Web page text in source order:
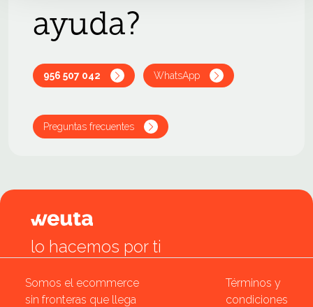
ayuda?
956 507 042 WhatsApp
Preguntas frecuentes
lo hacemos por ti
Somos el ecommerce
sin fronteras que llega
Términos y
condiciones